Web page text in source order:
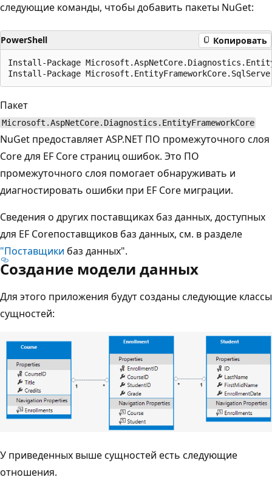
следующие команды, чтобы добавить пакеты NuGet:
PowerShell Копировать
Install-Package
Пакет
Microsoft.AspNetCore.Diagnostics.EntityFrameworkCore
NuGet предоставляет ASP.NET ПО промежуточного слоя
Core для EF Core страниц ошибок. Это ПО
промежуточного слоя помогает обнаруживать и
диагностировать ошибки при EF Core миграции.
Сведения о других поставщиках баз данных, доступных
для EF Coreпоставщиков баз данных, см. в разделе
"Поставщики баз данных".
Создание модели данных
Для этого приложения будут созданы следующие классы
сущностей:
У приведенных выше сущностей есть следующие
отношения.